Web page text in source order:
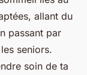
allant du
passant par
seniors.
soin de ta